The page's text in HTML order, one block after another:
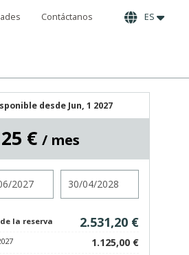
Contáctanos ES
desde Jun, 1 2027
€ / mes
la reserva 2.531,20 €
1.125,00 €